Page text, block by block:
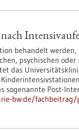
behandelt
psychischen
das
sogenannte Post-
bw.de/